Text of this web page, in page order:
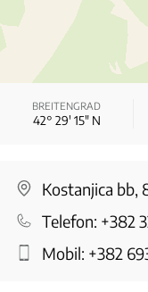
BREITENGRAD
42° 29′ 15″ N
Kostanjica bb,
Telefon: +382
Mobil: +382